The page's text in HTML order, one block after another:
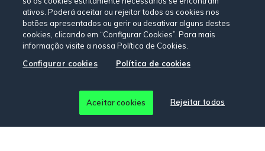
Termos e CondiçõeseDeclaração de Acessibilidade.
Siga-nos:
© Copyright 2026 - EDP Comercial. Todos os direitos
reservados
ativos. Poderá aceitar ou rejeitar todos os cookies nos
botões apresentados ou gerir ou desativar alguns destes
cookies, clicando em “Configurar Cookies”. Para mais
informação visite a nossa Política de Cookies.
Configurar cookies
Política de cookies
Rejeitar todos
Aceitar cookies